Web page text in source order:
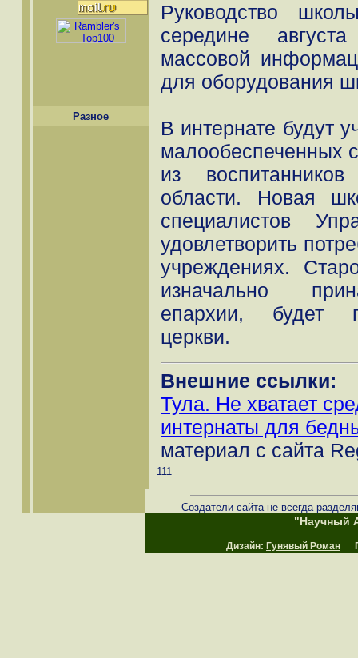
Разное
Руководство
середине
массовой
для оборудования
В интернате будут
малообеспеченных
из
области. Новая
специалистов
удовлетворить
учреждениях.
изначально
епархии, будет
церкви.
Внешние ссылки:
Тула. Не хватает
интернаты для
материал с сайта
111
Создатели сайта не всегда
"Научный
Дизайн: Гунявый Роман